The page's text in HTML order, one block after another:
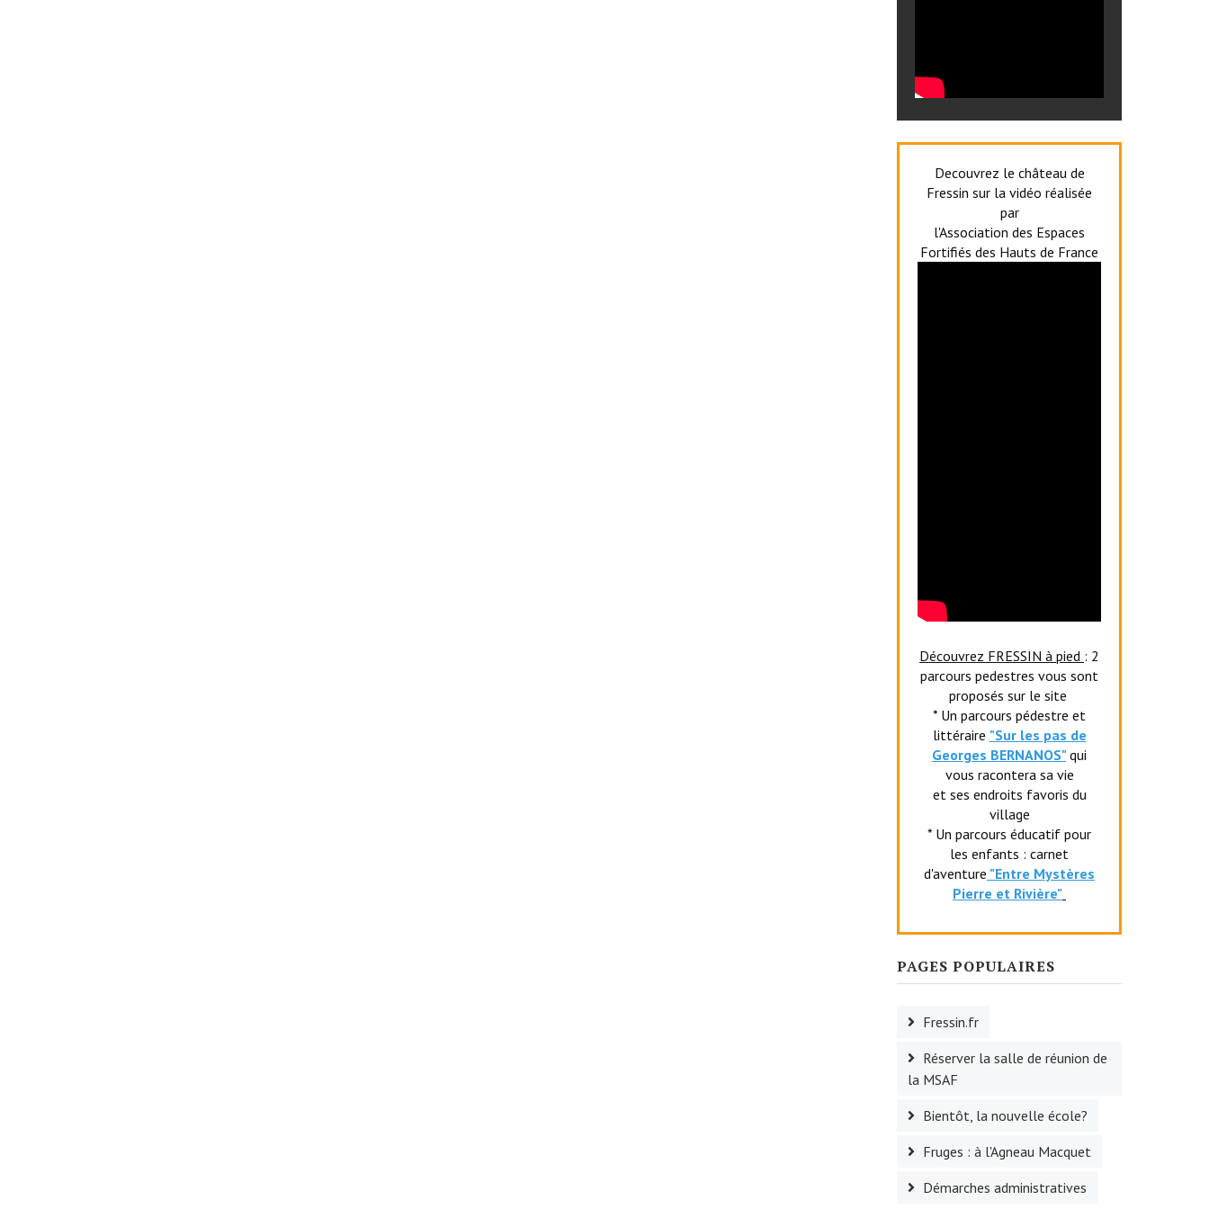
Decouvrez le château de
Fressin sur la vidéo réalisée
par
l'Association des Espaces
Fortifiés des Hauts de France
Découvrez FRESSIN à pied : 2
parcours pedestres vous sont
proposés sur le site
* Un parcours pédestre et
littéraire "Sur les pas de
Georges BERNANOS" qui
vous racontera sa vie
et ses endroits favoris du
village
* Un parcours éducatif pour
les enfants : carnet
d'aventure "Entre Mystères
Pierre et Rivière"
PAGES POPULAIRES
Fressin.fr
Réserver la salle de réunion de
la MSAF
Bientôt, la nouvelle école?
Fruges : à l'Agneau Macquet
Démarches administratives